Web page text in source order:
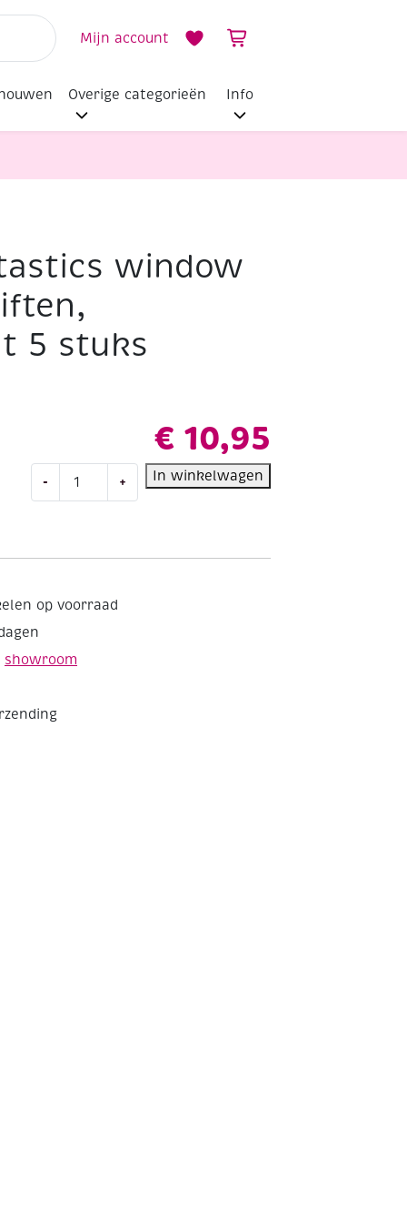
Mijn account
Overige categorieën Info
window
5 stuks
€ 10,95
-
funtastics
stuks
aantal
+ In winkelwagen
op voorraad
showroom